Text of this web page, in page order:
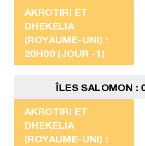
AKROTIRI ET
DHEKELIA
(ROYAUME-UNI) :
20H00 (JOUR -1)
ÎLES SALOMON :
AKROTIRI ET
DHEKELIA
(ROYAUME-UNI) :